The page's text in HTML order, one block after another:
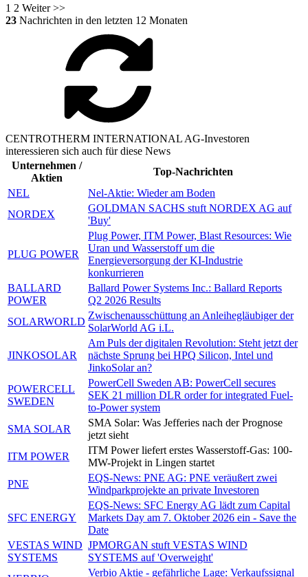
1 2 Weiter >>
23 Nachrichten in den letzten 12 Monaten
CENTROTHERM INTERNATIONAL AG-Investoren
interessieren sich auch für diese News
Unternehmen /
Aktien
Top-Nachrichten
NEL
Nel-Aktie: Wieder am Boden
NORDEX
GOLDMAN SACHS stuft NORDEX AG auf
'Buy'
PLUG POWER
Plug Power, ITM Power, Blast Resources: Wie
Uran und Wasserstoff um die
Energieversorgung der KI-Industrie
konkurrieren
BALLARD
POWER
Ballard Power Systems Inc.: Ballard Reports
Q2 2026 Results
SOLARWORLD
Zwischenausschüttung an Anleihegläubiger der
SolarWorld AG i.L.
JINKOSOLAR
Am Puls der digitalen Revolution: Steht jetzt der
nächste Sprung bei HPQ Silicon, Intel und
JinkoSolar an?
POWERCELL
SWEDEN
PowerCell Sweden AB: PowerCell secures
SEK 21 million DLR order for integrated Fuel-
to-Power system
SMA SOLAR
SMA Solar: Was Jefferies nach der Prognose
jetzt sieht
ITM POWER
ITM Power liefert erstes Wasserstoff-Gas: 100-
MW-Projekt in Lingen startet
PNE
EQS-News: PNE AG: PNE veräußert zwei
Windparkprojekte an private Investoren
SFC ENERGY
EQS-News: SFC Energy AG lädt zum Capital
Markets Day am 7. Oktober 2026 ein - Save the
Date
VESTAS WIND
SYSTEMS
JPMORGAN stuft VESTAS WIND
SYSTEMS auf 'Overweight'
Verbio Aktie - gefährliche Lage: Verkaufssignal